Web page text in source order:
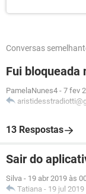
Conversas
Fui bloqueada
PamelaNunes4 - 7 fev
13 Respostas
Sair do
Silva - 19 abr 2019 às
Tatiana - 19 jul